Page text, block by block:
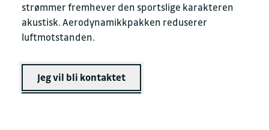
strømmer fremhever den sportslige karakteren
akustisk. Aerodynamikkpakken reduserer
luftmotstanden.
Jeg vil bli kontaktet